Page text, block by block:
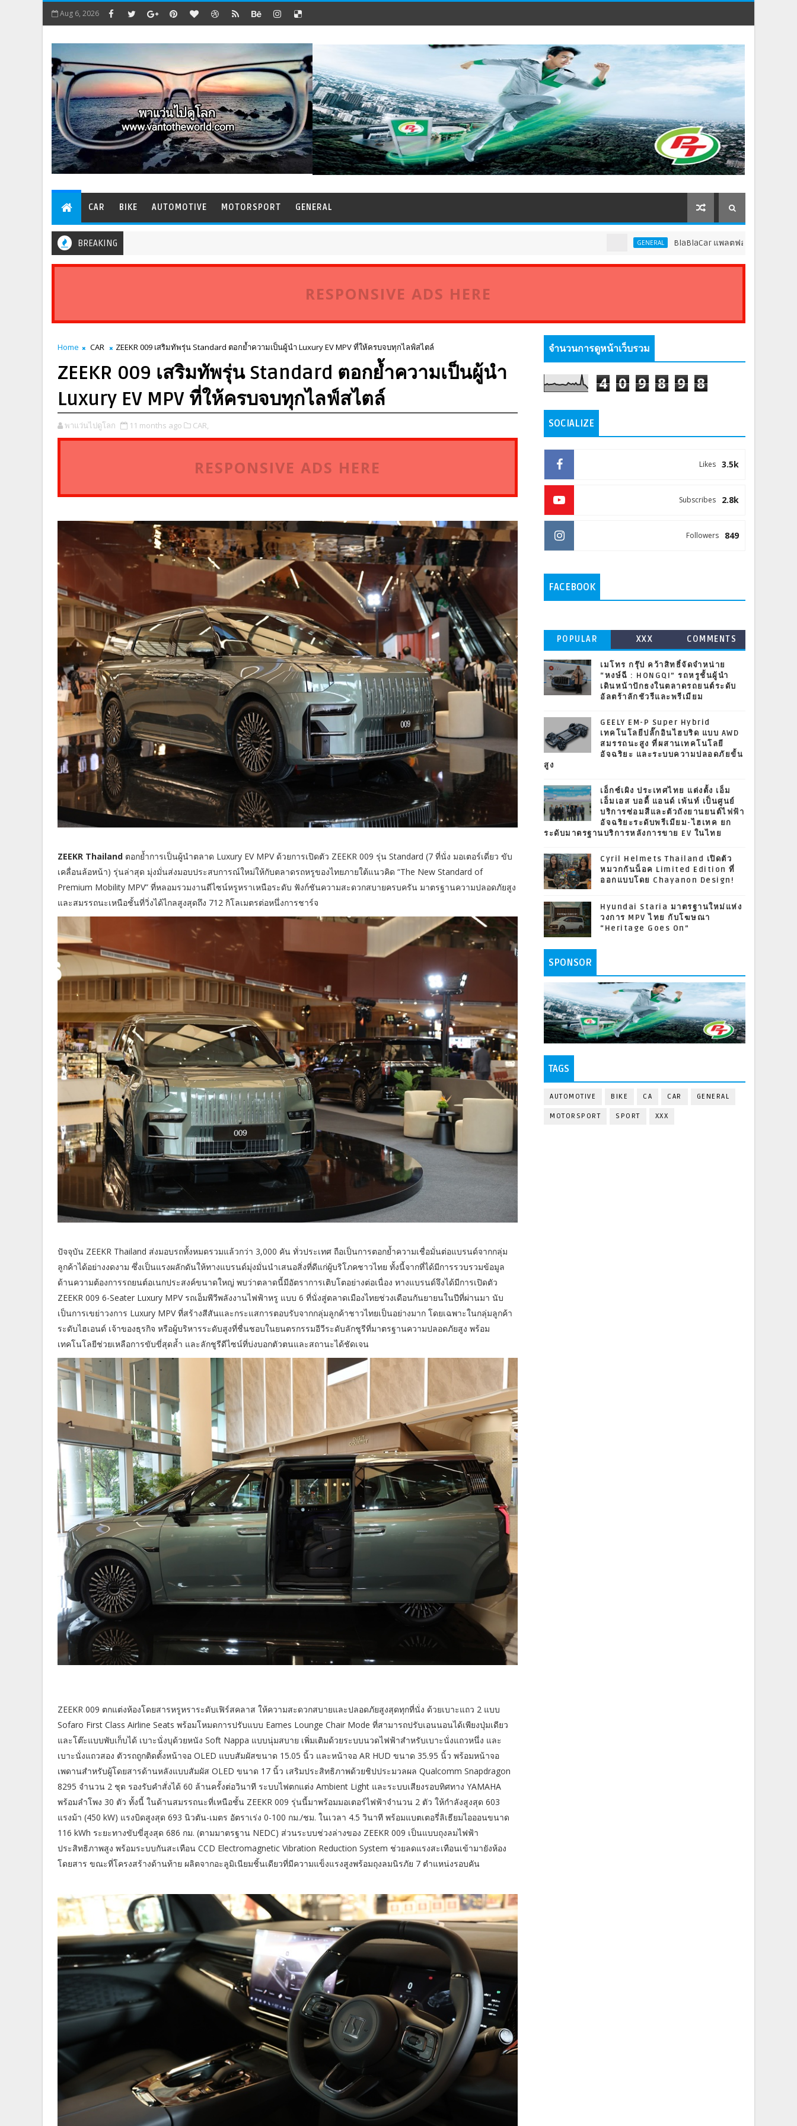
Aug 6, 2026
CAR BIKE AUTOMOTIVE MOTORSPORT GENERAL
BREAKING BlaBlaCar แพลตฟอร์มคาร์พูลชั้นนำระดับโลก ปร
RESPONSIVE ADS HERE
Home CAR ZEEKR 009 เสริมทัพรุ่น Standard ตอกย้ำความเป็นผู้นำ Luxury EV MPV ที่ให้ครบจบทุกไลฟ์สไตล์
ZEEKR 009 เสริมทัพรุ่น Standard ตอกย้ำความเป็นผู้นำ
Luxury EV MPV ที่ให้ครบจบทุกไลฟ์สไตล์
พาแว่นไปดูโลก 11 months ago CAR,
RESPONSIVE ADS HERE
ZEEKR Thailand ตอกย้ำการเป็นผู้นำตลาด Luxury EV MPV ด้วยการเปิดตัว ZEEKR 009 รุ่น Standard (7 ที่นั่ง มอเตอร์เดี่ยว ขับ
เคลื่อนล้อหน้า) รุ่นล่าสุด มุ่งมั่นส่งมอบประสบการณ์ใหม่ให้กับตลาดรถหรูของไทยภายใต้แนวคิด “The New Standard of
Premium Mobility MPV” ที่หลอมรวมงานดีไซน์หรูหราเหนือระดับ ฟังก์ชันความสะดวกสบายครบครัน มาตรฐานความปลอดภัยสูง
และสมรรถนะเหนือชั้นที่วิ่งได้ไกลสูงสุดถึง 712 กิโลเมตรต่อหนึ่งการชาร์จ
ปัจจุบัน ZEEKR Thailand ส่งมอบรถทั้งหมดรวมแล้วกว่า 3,000 คัน ทั่วประเทศ ถือเป็นการตอกย้ำความเชื่อมั่นต่อแบรนด์จากกลุ่ม
ลูกค้าได้อย่างงดงาม ซึ่งเป็นแรงผลักดันให้ทางแบรนด์มุ่งมั่นนำเสนอสิ่งที่ดีแก่ผู้บริโภคชาวไทย ทั้งนี้จากที่ได้มีการรวบรวมข้อมูล
ด้านความต้องการรถยนต์อเนกประสงค์ขนาดใหญ่ พบว่าตลาดนี้มีอัตราการเติบโตอย่างต่อเนื่อง ทางแบรนด์จึงได้มีการเปิดตัว
ZEEKR 009 6-Seater Luxury MPV รถเอ็มพีวีพลังงานไฟฟ้าหรู แบบ 6 ที่นั่งสู่ตลาดเมืองไทยช่วงเดือนกันยายนในปีที่ผ่านมา นับ
เป็นการเขย่าวงการ Luxury MPV ที่สร้างสีสันและกระแสการตอบรับจากกลุ่มลูกค้าชาวไทยเป็นอย่างมาก โดยเฉพาะในกลุ่มลูกค้า
ระดับไฮเอนด์ เจ้าของธุรกิจ หรือผู้บริหารระดับสูงที่ชื่นชอบในยนตรกรรมอีวีระดับลักชูรีที่มาตรฐานความปลอดภัยสูง พร้อม
เทคโนโลยีช่วยเหลือการขับขี่สุดล้ำ และลักชูรีดีไซน์ที่บ่งบอกตัวตนและสถานะได้ชัดเจน
ZEEKR 009 ตกแต่งห้องโดยสารหรูหราระดับเฟิร์สคลาส ให้ความสะดวกสบายและปลอดภัยสูงสุดทุกที่นั่ง ด้วยเบาะแถว 2 แบบ
Sofaro First Class Airline Seats พร้อมโหมดการปรับแบบ Eames Lounge Chair Mode ที่สามารถปรับเอนนอนได้เพียงปุ่มเดียว
และโต๊ะแบบพับเก็บได้ เบาะนั่งบุด้วยหนัง Soft Nappa แบบนุ่มสบาย เพิ่มเติมด้วยระบบนวดไฟฟ้าสำหรับเบาะนั่งแถวหนึ่ง และ
เบาะนั่งแถวสอง ตัวรถถูกติดตั้งหน้าจอ OLED แบบสัมผัสขนาด 15.05 นิ้ว และหน้าจอ AR HUD ขนาด 35.95 นิ้ว พร้อมหน้าจอ
เพดานสำหรับผู้โดยสารด้านหลังแบบสัมผัส OLED ขนาด 17 นิ้ว เสริมประสิทธิภาพด้วยชิปประมวลผล Qualcomm Snapdragon
8295 จำนวน 2 ชุด รองรับคำสั่งได้ 60 ล้านครั้งต่อวินาที ระบบไฟตกแต่ง Ambient Light และระบบเสียงรอบทิศทาง YAMAHA
พร้อมลำโพง 30 ตัว ทั้งนี้ ในด้านสมรรถนะที่เหนือชั้น ZEEKR 009 รุ่นนี้มาพร้อมมอเตอร์ไฟฟ้าจำนวน 2 ตัว ให้กำลังสูงสุด 603
แรงม้า (450 kW) แรงบิดสูงสุด 693 นิวตัน-เมตร อัตราเร่ง 0-100 กม./ชม. ในเวลา 4.5 วินาที พร้อมแบตเตอรี่ลิเธียมไอออนขนาด
116 kWh ระยะทางขับขี่สูงสุด 686 กม. (ตามมาตรฐาน NEDC) ส่วนระบบช่วงล่างของ ZEEKR 009 เป็นแบบถุงลมไฟฟ้า
ประสิทธิภาพสูง พร้อมระบบกันสะเทือน CCD Electromagnetic Vibration Reduction System ช่วยลดแรงสะเทือนเข้ามายังห้อง
โดยสาร ขณะที่โครงสร้างด้านท้าย ผลิตจากอะลูมิเนียมชิ้นเดียวที่มีความแข็งแรงสูงพร้อมถุงลมนิรภัย 7 ตำแหน่งรอบคัน
จำนวนการดูหน้าเว็บรวม
4 0 9 8 9 8
SOCIALIZE
3.5k
Likes
2.8k
Subscribes
849
Followers
FACEBOOK
POPULAR XXX COMMENTS
เมโทร กรุ๊ป คว้าสิทธิ์จัดจำหน่าย
“หงษ์ฉี : HONGQI” รถหรูชั้นผู้นำ
เดินหน้าปักธงในตลาดรถยนต์ระดับ
อัลตร้าลักชัวรีและพรีเมียม
GEELY EM-P Super Hybrid
เทคโนโลยีปลั๊กอินไฮบริด แบบ AWD
สมรรถนะสูง ที่ผสานเทคโนโลยี
อัจฉริยะ และระบบความปลอดภัยขั้น
สูง
เอ็กซ์เผิง ประเทศไทย แต่งตั้ง เอ็ม
เอ็มเอส บอดี้ แอนด์ เพ้นท์ เป็นศูนย์
บริการซ่อมสีและตัวถังยานยนต์ไฟฟ้า
อัจฉริยะระดับพรีเมียม-ไฮเทค ยก
ระดับมาตรฐานบริการหลังการขาย EV ในไทย
Cyril Helmets Thailand เปิดตัว
หมวกกันน็อค Limited Edition ที่
ออกแบบโดย Chayanon Design!
Hyundai Staria มาตรฐานใหม่แห่ง
วงการ MPV ไทย กับโฆษณา
“Heritage Goes On”
SPONSOR
TAGS
AUTOMOTIVE BIKE CA CAR GENERAL
MOTORSPORT SPORT XXX